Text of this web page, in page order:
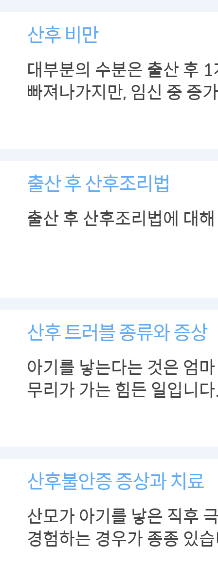
산후 비만
대부분의 수분은 출산 후
빠져나가지만, 임신 중 증
출산 후 산후조리법
출산 후 산후조리법에 대
산후 트러블 종류와 증상
아기를 낳는다는 것은 엄
무리가 가는 힘든 일입니
산후불안증 증상과 치료
산모가 아기를 낳은 직후
경험하는 경우가 종종 있